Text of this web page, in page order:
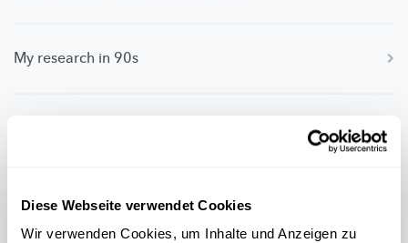
Diese Webseite verwendet Cookies
Wir verwenden Cookies, um Inhalte und Anzeigen zu
My research in 90s